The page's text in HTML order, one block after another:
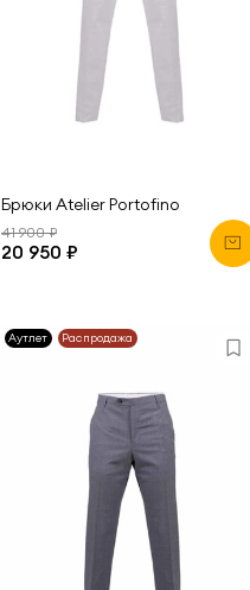
Брюки Atelier Portofino
41 900 ₽
20 950 ₽
Аутлет Распродажа